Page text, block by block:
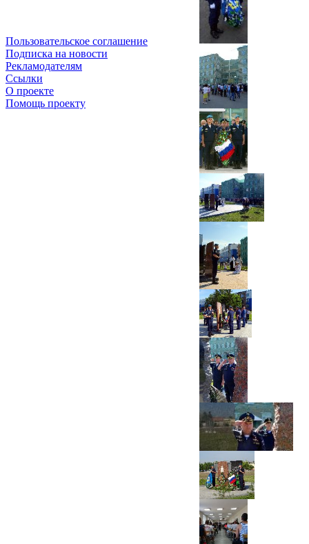
Пользовательское соглашение
Подписка на новости
Рекламодателям
Ссылки
О проекте
Помощь проекту